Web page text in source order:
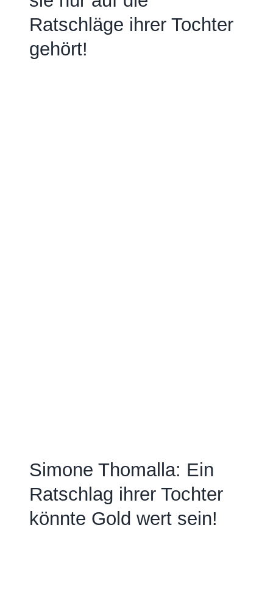
Ratschläge ihrer Tochter
gehört!
Simone Thomalla: Ein
Ratschlag ihrer Tochter
könnte Gold wert sein!